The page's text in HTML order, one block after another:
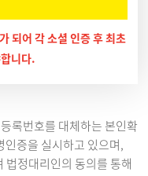
되어 각 소셜 인증 후 최초
니다.
록번호를 대체하는 본인확
인증을 실시하고 있으며,
정대리인의 동의를 통해